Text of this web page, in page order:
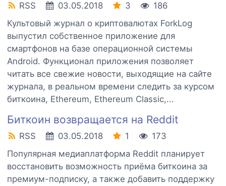
RSS 03.05.2018 3
186
Культовый журнал о криптовалютах ForkLog
выпустил собственное приложение для
смартфонов на базе операционной системы
Android. Функционал приложения позволяет
читать все свежие новости, выходящие на сайте
журнала, в реальном времени следить за курсом
биткоина, Ethereum, Ethereum Classic,...
Биткоин возвращается на Reddit
RSS 03.05.2018 1
173
Популярная медиаплатформа Reddit планирует
восстановить возможность приёма биткоина за
премиум-подписку, а также добавить поддержку